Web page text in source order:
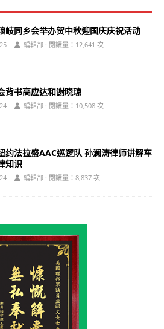
岐同乡会举办贺中秋迎国庆庆祝活动
編輯部 · 閱讀量：12,641 次
背书高应达和谢晓琼
編輯部 · 閱讀量：10,508 次
约法拉盛AAC巡逻队 孙澜涛律师讲解车
知识
編輯部 · 閱讀量：8,837 次